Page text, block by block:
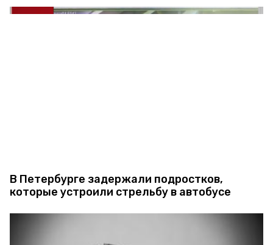
В Петербурге задержали подростков,
которые устроили стрельбу в автобусе